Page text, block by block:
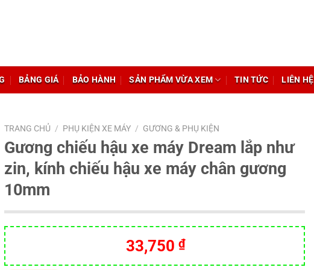
BẢNG GIÁ BẢO HÀNH SẢN PHẨM VỪA XEM TIN TỨC LIÊN HỆ
TRANG CHỦ / PHỤ KIỆN XE MÁY / GƯƠNG & PHỤ KIỆN
Gương chiếu hậu xe máy Dream lắp như
zin, kính chiếu hậu xe máy chân gương
10mm
Giá
gốc
33,750₫Giá
hiện